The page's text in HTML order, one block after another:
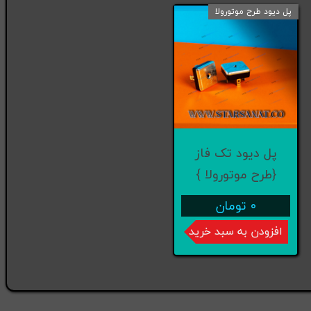
پل دیود تک فاز
{طرح موتورولا }
۰ تومان
افزودن به سبد خرید
پل دیود طرح موتورولا